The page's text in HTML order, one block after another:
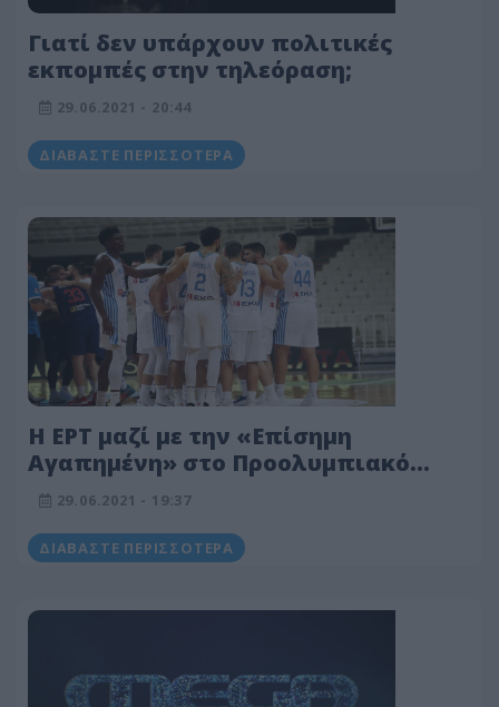
Γιατί δεν υπάρχουν πολιτικές
εκπομπές στην τηλεόραση;
29.06.2021 - 20:44
ΔΙΑΒΆΣΤΕ ΠΕΡΙΣΣΌΤΕΡΑ
Η ΕΡΤ μαζί με την «Επίσημη
Αγαπημένη» στο Προολυμπιακό
τουρνουά μπάσκετ
29.06.2021 - 19:37
ΔΙΑΒΆΣΤΕ ΠΕΡΙΣΣΌΤΕΡΑ